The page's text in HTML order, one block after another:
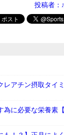
投稿者：
レアチン摂取タイ
為に必要な栄養素